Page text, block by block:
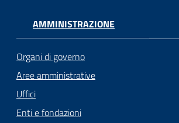
AMMINISTRAZIONE
Organi di governo
Aree amministrative
Uffici
Enti e fondazioni